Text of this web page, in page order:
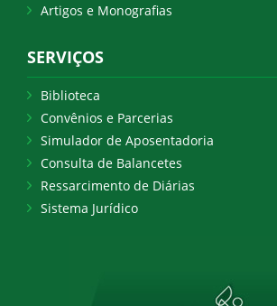
Artigos e Monografias
SERVIÇOS
Biblioteca
Convênios e Parcerias
Simulador de Aposentadoria
Consulta de Balancetes
Ressarcimento de Diárias
Sistema Jurídico